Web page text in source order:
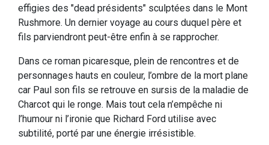
effigies des "dead présidents" sculptées dans le Mont
Rushmore. Un dernier voyage au cours duquel père et
fils parviendront peut-être enfin à se rapprocher.
Dans ce roman picaresque, plein de rencontres et de
personnages hauts en couleur, l’ombre de la mort plane
car Paul son fils se retrouve en sursis de la maladie de
Charcot qui le ronge. Mais tout cela n’empêche ni
l’humour ni l’ironie que Richard Ford utilise avec
subtilité, porté par une énergie irrésistible.